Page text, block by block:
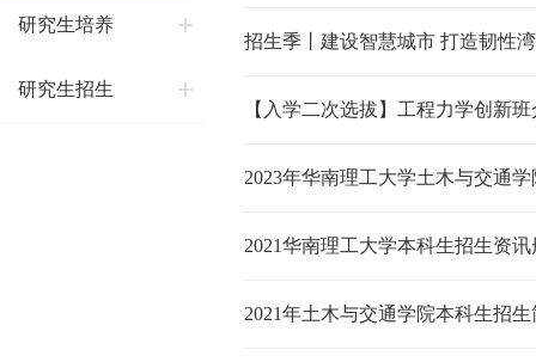
研究生培养
研究生招生
招生季丨建设智慧城市 打造韧性
【入学二次选拔】工程力学创新
2023年华南理工大学土木与交通
2021华南理工大学本科生招生资讯
2021年土木与交通学院本科生招生